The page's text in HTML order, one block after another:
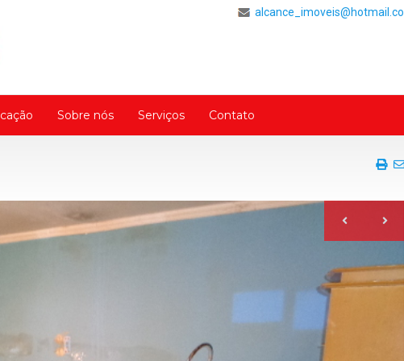
Sobre nós Serviços Contato